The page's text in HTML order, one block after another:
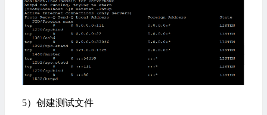
</Directory>
</VirtualHost>
5）创建测试文件